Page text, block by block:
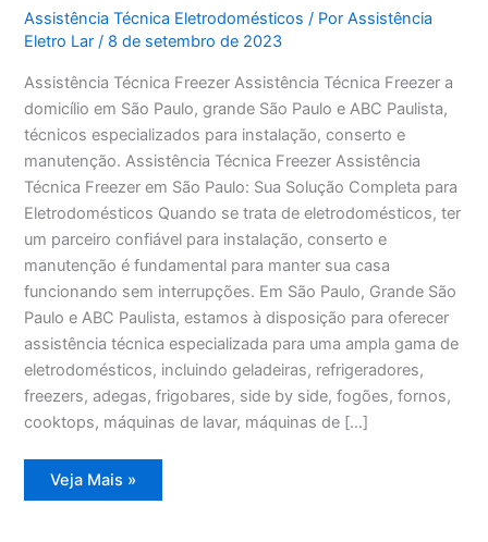
Assistência Técnica Eletrodomésticos / PorAssistência
Eletro Lar/ 8 de setembro de 2023
Assistência Técnica Freezer Assistência Técnica Freezer a
domicílio em São Paulo, grande São Paulo e ABC Paulista,
técnicos especializados para instalação, conserto e
manutenção. Assistência Técnica Freezer Assistência
Técnica Freezer em São Paulo: Sua Solução Completa para
Eletrodomésticos Quando se trata de eletrodomésticos, ter
um parceiro confiável para instalação, conserto e
manutenção é fundamental para manter sua casa
funcionando sem interrupções. Em São Paulo, Grande São
Paulo e ABC Paulista, estamos à disposição para oferecer
assistência técnica especializada para uma ampla gama de
eletrodomésticos, incluindo geladeiras, refrigeradores,
freezers, adegas, frigobares, side by side, fogões, fornos,
cooktops, máquinas de lavar, máquinas de […]
Assistência
Técnica
Veja Mais »